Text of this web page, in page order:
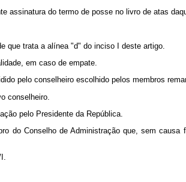
assinatura do termo de posse no livro de atas
que trata a alínea "d" do inciso I deste artigo.
em caso de empate.
pelo conselheiro escolhido pelos membros
conselheiro.
pelo Presidente da República.
do Conselho de Administração que, sem causa